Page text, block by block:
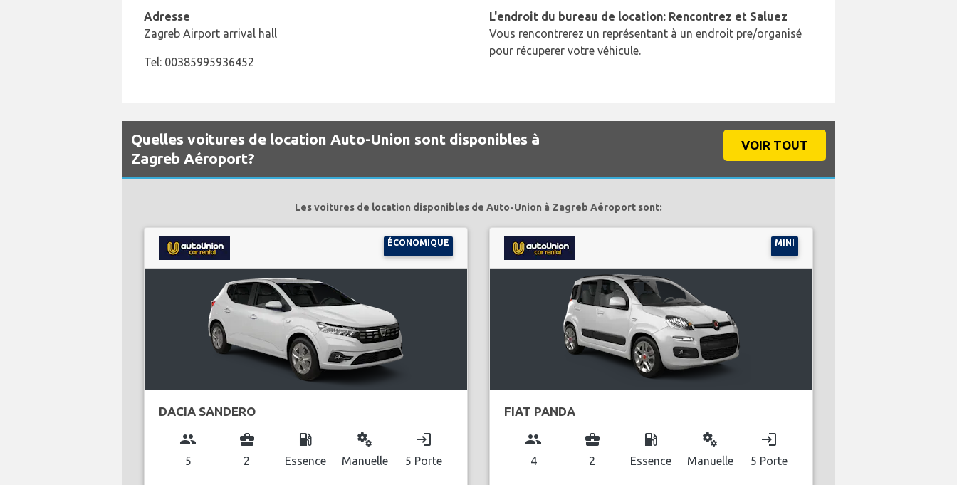
Adresse
Zagreb Airport arrival hall
Tel: 00385995936452
L'endroit du bureau de location: Rencontrez et Saluez
Vous rencontrerez un représentant à un endroit pre/organisé
pour récuperer votre véhicule.
Quelles voitures de location Auto-Union sont disponibles à
Zagreb Aéroport?
VOIR TOUT
Les voitures de location disponibles de Auto-Union à Zagreb Aéroport sont:
ÉCONOMIQUE
DACIA SANDERO
group
5
business_center
2
local_gas_station
Essence
miscellaneous_services
Manuelle
login
5 Porte
MINI
FIAT PANDA
group
4
business_center
2
local_gas_station
Essence
miscellaneous_services
Manuelle
login
5 Porte